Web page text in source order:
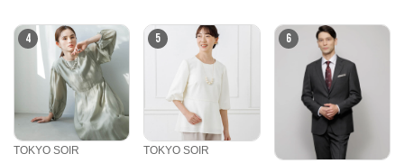
4
TOKYO SOIR
5
TOKYO SOIR
6